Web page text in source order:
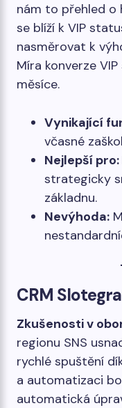
nám to přehled o
se blíží k VIP
nasměrovat k
Míra konverze
měsíce.
Vynikající
včasné
Nejlepší pro:
strategicky
základnu.
Nevýhoda:
CRM
Zkušenosti v
regionu SNS
rychlé spuštění
a automatizaci
automatická